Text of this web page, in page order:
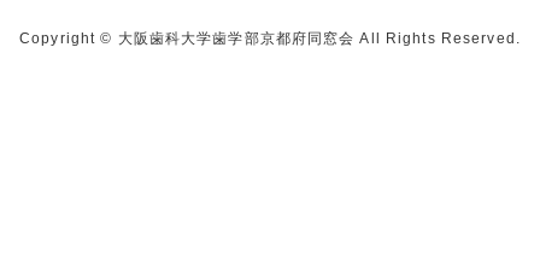
Copyright © 大阪歯科大学歯学部京都府同窓会 All Rights Reserved.